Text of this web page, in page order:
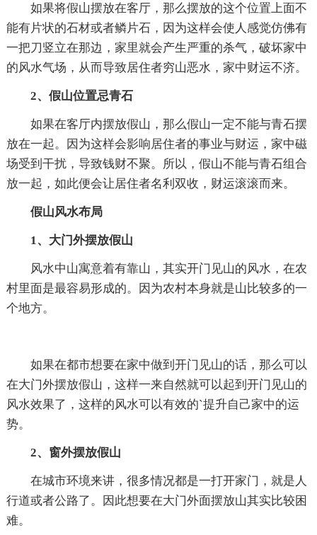
如果将假山摆放在客厅，那么摆放的这个位置上面不
能有片状的石材或者鳞片石，因为这样会使人感觉仿佛有
一把刀竖立在那边，家里就会产生严重的杀气，破坏家中
的风水气场，从而导致居住者穷山恶水，家中财运不济。
2、假山位置忌青石
如果在客厅内摆放假山，那么假山一定不能与青石摆
放在一起。因为这样会影响居住者的事业与财运，家中磁
场受到干扰，导致钱财不聚。所以，假山不能与青石组合
放一起，如此便会让居住者名利双收，财运滚滚而来。
假山风水布局
1、大门外摆放假山
风水中山寓意着有靠山，其实开门见山的风水，在农
村里面是最容易形成的。因为农村本身就是山比较多的一
个地方。
如果在都市想要在家中做到开门见山的话，那么可以
在大门外摆放假山，这样一来自然就可以起到开门见山的
风水效果了，这样的风水可以有效的`提升自己家中的运
势。
2、窗外摆放假山
在城市环境来讲，很多情况都是一打开家门，就是人
行道或者公路了。因此想要在大门外面摆放山其实比较困
难。